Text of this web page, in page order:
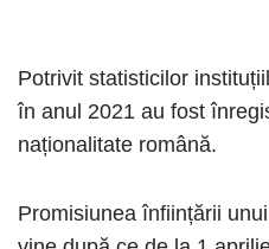
Potrivit statisticilor
în anul 2021 au fost
naționalitate română.
Promisiunea înființării